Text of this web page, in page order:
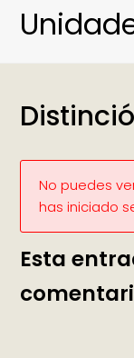
No puedes
has iniciado
Esta